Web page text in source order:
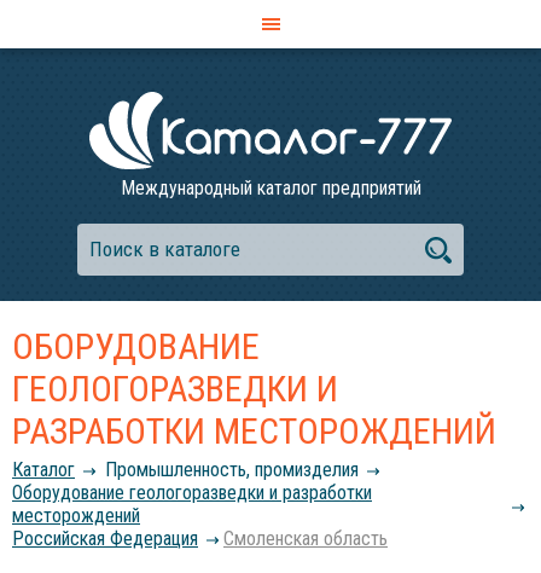
Международный каталог предприятий
ОБОРУДОВАНИЕ
ГЕОЛОГОРАЗВЕДКИ И
РАЗРАБОТКИ МЕСТОРОЖДЕНИЙ
Каталог
Промышленность, промизделия
Оборудование геологоразведки и разработки
месторождений
Российcкая Федерация
Смоленская область